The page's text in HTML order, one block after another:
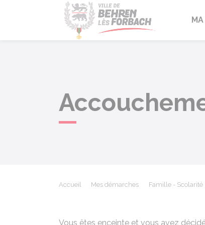
Behren-
Accueil Mes démarches Famille - Scolarité
Vous êtes enceinte et vous avez